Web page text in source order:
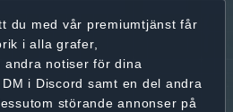
du med vår premiumtjänst får
i alla grafer,
andra notiser för dina
i Discord samt en del andra
störande annonser på